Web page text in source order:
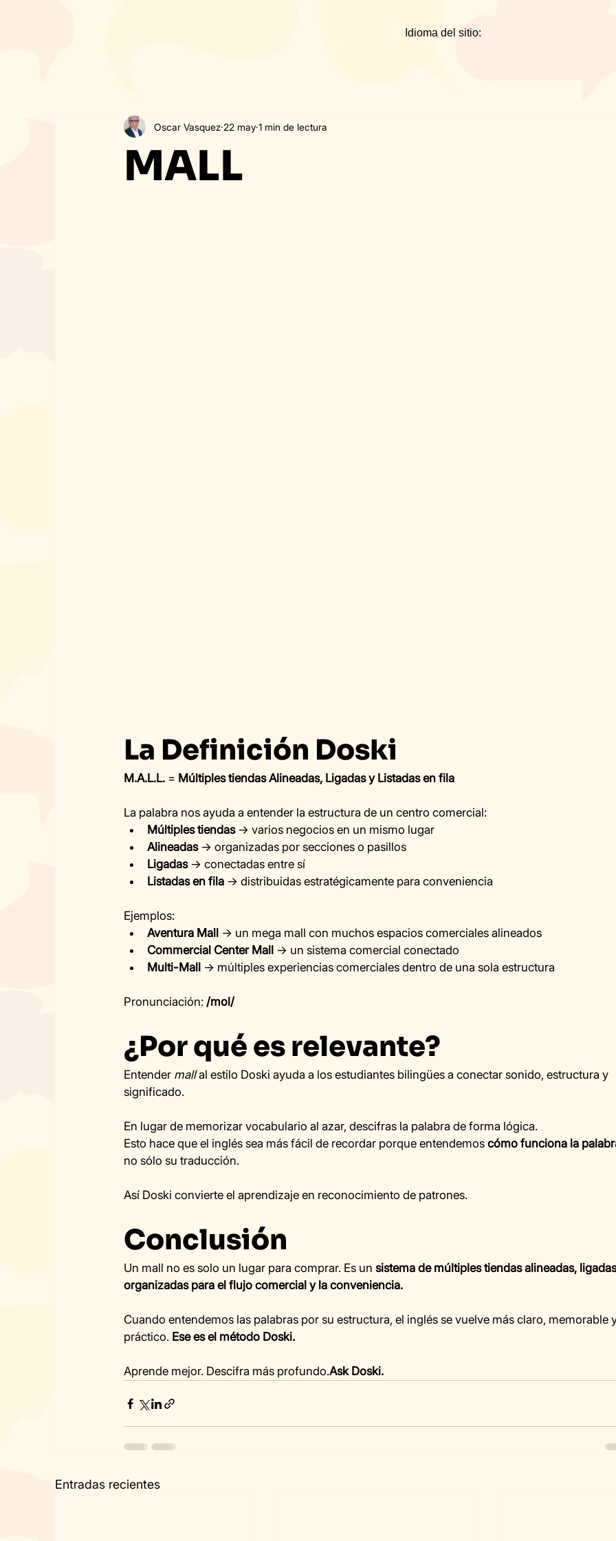
Idioma del sitio:
MALL
Oscar Vasquez 22 may 1 min de lectura
La Definición Doski
M.A.L.L. = Múltiples tiendas Alineadas, Ligadas y Listadas en fila
La palabra nos ayuda a entender la estructura de un centro comercial:
Múltiples tiendas → varios negocios en un mismo lugar
Alineadas → organizadas por secciones o pasillos
Ligadas → conectadas entre sí
Listadas en fila → distribuidas estratégicamente para conveniencia
Ejemplos:
Aventura Mall
→ un mega mall con muchos espacios comerciales alineados
Commercial Center Mall
→ un sistema comercial conectado
Multi-Mall
→ múltiples experiencias comerciales dentro de una sola estructura
Pronunciación: /mol/
¿Por qué es relevante?
Entender mall al estilo Doski ayuda a los estudiantes bilingües a conectar sonido, estructura y
significado.
En lugar de memorizar vocabulario al azar, descifras la palabra de forma lógica.
Esto hace que el inglés sea más fácil de recordar porque entendemos cómo funciona la
no sólo su traducción.
Así Doski convierte el aprendizaje en reconocimiento de patrones.
Conclusión
Un mall no es solo un lugar para comprar. Es un sistema de múltiples tiendas alineadas,
organizadas para el flujo comercial y la conveniencia.
Cuando entendemos las palabras por su estructura, el inglés se vuelve más claro, memorable
práctico. Ese es el método Doski.
Aprende mejor. Descifra más profundo.Ask Doski.
Entradas recientes